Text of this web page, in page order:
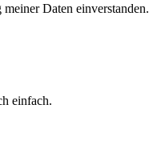
Daten einverstanden.
einfach.